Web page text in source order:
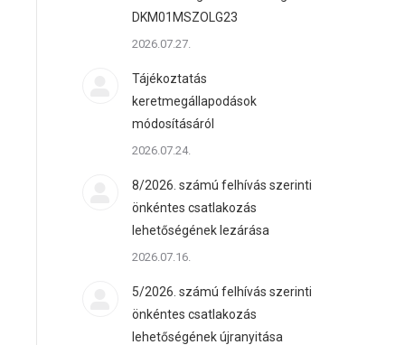
DKM01MSZOLG23
2026.07.27.
Tájékoztatás
keretmegállapodások
módosításáról
2026.07.24.
8/2026. számú felhívás szerinti
önkéntes csatlakozás
lehetőségének lezárása
2026.07.16.
5/2026. számú felhívás szerinti
önkéntes csatlakozás
lehetőségének újranyitása